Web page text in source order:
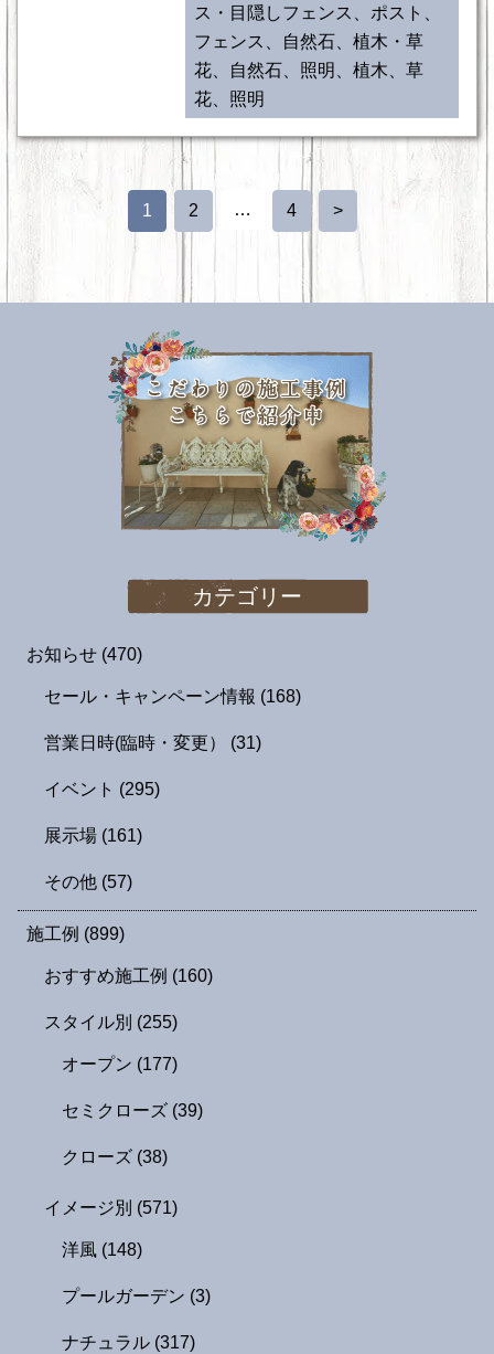
ス・目隠しフェンス、ポスト、
フェンス、自然石、植木・草
花、自然石、照明、植木、草
花、照明
1 2 … 4 >
カテゴリー
お知らせ (470)
セール・キャンペーン情報 (168)
営業日時(臨時・変更） (31)
イベント (295)
展示場 (161)
その他 (57)
施工例 (899)
おすすめ施工例 (160)
スタイル別 (255)
オープン (177)
セミクローズ (39)
クローズ (38)
イメージ別 (571)
洋風 (148)
プールガーデン (3)
ナチュラル (317)